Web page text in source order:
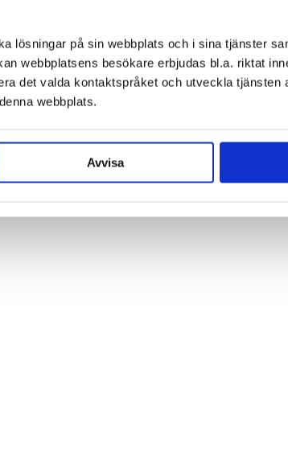
lösningar på sin webbplats och i sina tjänster
webbplatsens besökare erbjudas bl.a. riktat
det valda kontaktspråket och utveckla tjänsten
webbplats.
Avvisa